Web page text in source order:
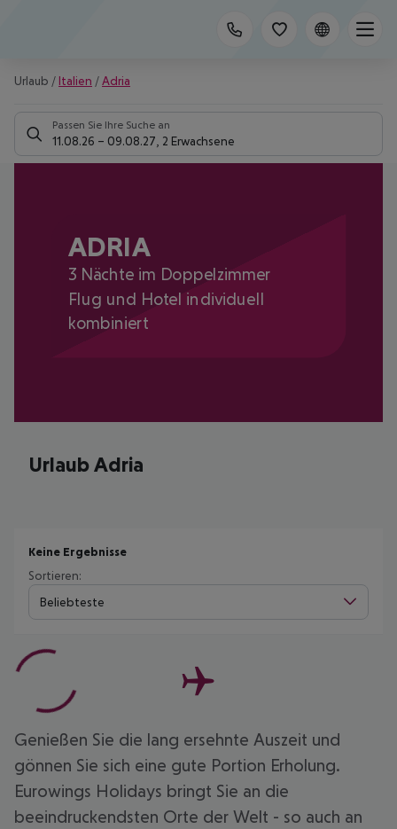
Urlaub / Italien /Adria
Passen Sie Ihre Suche an
11.08.26 – 09.08.27 2 Erwachsene
ADRIA
3 Nächte im Doppelzimmer
Flug und Hotel individuell
kombiniert
Urlaub Adria
Keine Ergebnisse
Sortieren:
Beliebteste
Genießen Sie die lang ersehnte Auszeit und
gönnen Sie sich eine gute Portion Erholung.
Eurowings Holidays bringt Sie an die
beeindruckendsten Orte der Welt - so auch an